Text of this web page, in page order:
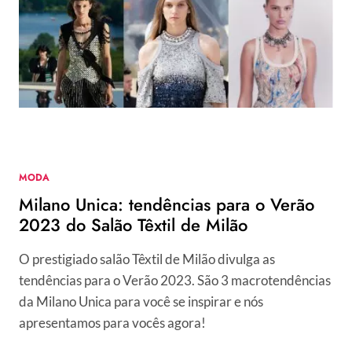
MODA
Milano Unica: tendências para o Verão
2023 do Salão Têxtil de Milão
O prestigiado salão Têxtil de Milão divulga as
tendências para o Verão 2023. São 3 macrotendências
da Milano Unica para você se inspirar e nós
apresentamos para vocês agora!